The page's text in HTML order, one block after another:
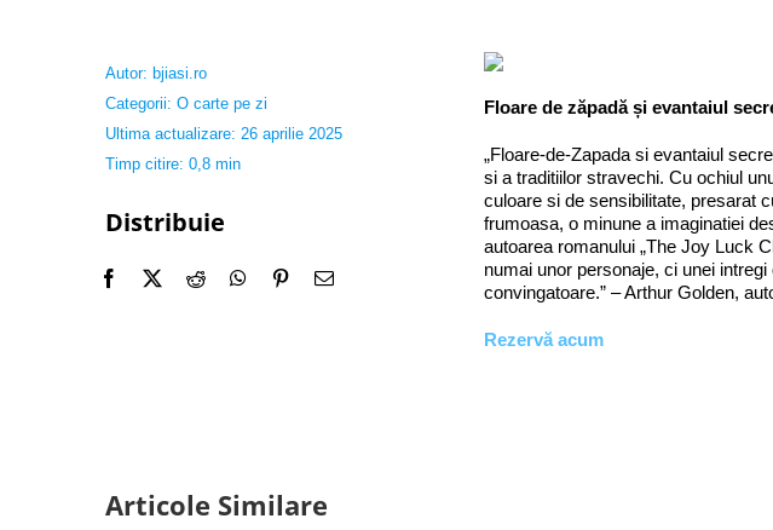
Autor: bjiasi.ro
Categorii: O carte pe zi
Ultima actualizare: 26 aprilie 2025
Timp citire: 0,8 min
Distribuie
Floare de zăpadă și evantaiul
„Floare-de-Zapada si evantaiul
si a traditiilor stravechi. Cu ochiul
culoare si de sensibilitate, presarat
frumoasa, o minune a imaginatiei
autoarea romanului „The Joy Luck
numai unor personaje, ci unei
convingatoare.” – Arthur Golden,
Rezervă acum
Articole Similare